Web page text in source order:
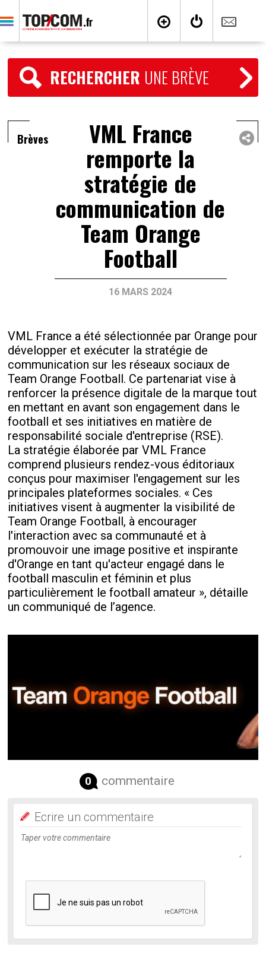
RECHERCHER UNE BRÈVE
Brèves VML France
remporte la
stratégie de
communication de
Team Orange
Football
16 MARS 2024
VML France a été sélectionnée par Orange pour
développer et exécuter la stratégie de
communication sur les réseaux sociaux de
Team Orange Football. Ce partenariat vise à
renforcer la présence digitale de la marque tout
en mettant en avant son engagement dans le
football et ses initiatives en matière de
responsabilité sociale d'entreprise (RSE).
La stratégie élaborée par VML France
comprend plusieurs rendez-vous éditoriaux
conçus pour maximiser l'engagement sur les
principales plateformes sociales. « Ces
initiatives visent à augmenter la visibilité de
Team Orange Football, à encourager
l'interaction avec sa communauté et à
promouvoir une image positive et inspirante
d'Orange en tant qu'acteur engagé dans le
football masculin et féminin et plus
particulièrement le football amateur », détaille
un communiqué de l’agence.
0 commentaire
Ecrire un commentaire